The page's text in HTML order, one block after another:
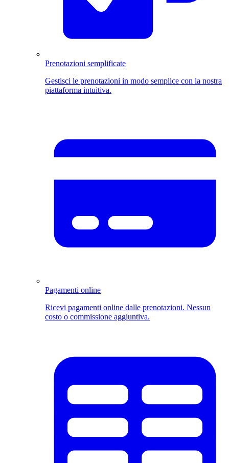
Prenotazioni semplificate
Gestisci le prenotazioni in modo semplice con la nostra
piattaforma intuitiva.
Pagamenti online
Ricevi pagamenti online dalle prenotazioni. Nessun
costo o commissione aggiuntiva.